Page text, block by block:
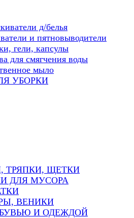
д/белья
и пятновыводители
гели, капсулы
для смягчения воды
мыло
УБОРКИ
ТРЯПКИ, ЩЕТКИ
ДЛЯ МУСОРА
ВЕНИКИ
И ОДЕЖДОЙ